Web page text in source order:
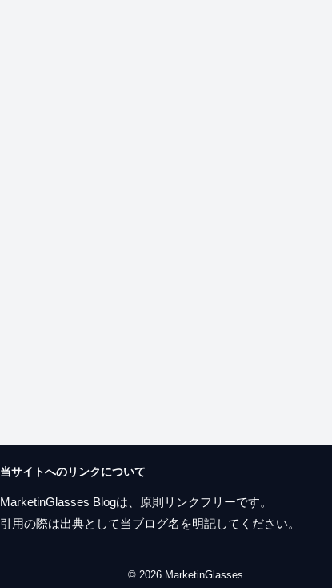
当サイトへのリンクについて
MarketinGlasses Blogは、原則リンクフリーです。
引用の際は出典として当ブログ名を明記してください。
© 2026 MarketinGlasses